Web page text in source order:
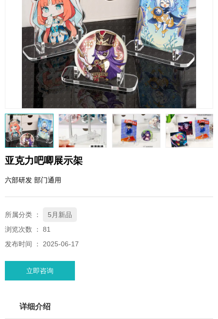
QQ邮箱
xybp@qq.com
亚克力吧唧展示架
六部研发 部门通用
所属分类 ：
5月新品
浏览次数 ： 81
发布时间 ： 2025-06-17
立即咨询
详细介绍